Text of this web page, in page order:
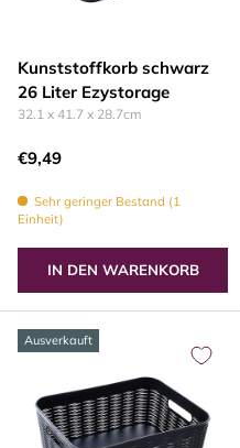
Kunststoffkorb schwarz
26 Liter Ezystorage
32.1 x 41.7 x 28.7cm
€9,49
Sehr geringer Bestand (1
Einheit)
IN DEN WARENKORB
Ausverkauft